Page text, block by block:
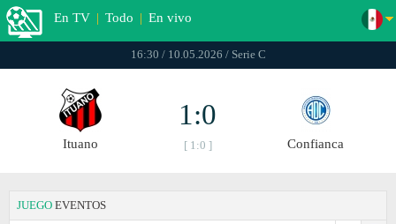
En TV | Todo | En vivo
16:30 / 10.05.2026 / Serie C
Ituano
1:0
[ 1:0 ] Confianca
JUEGO EVENTOS